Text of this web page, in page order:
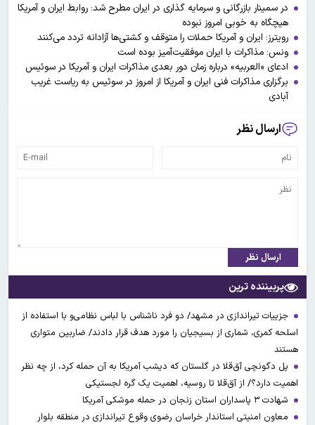
در سمینار بازرگانی و سرمایه گذاری در ایران مطرح شد: روابط ایران و آمریکا
هیچگاه به خوبی امروز نبوده
رویترز: ایران و آمریکا حملات را متوقف و کشتی‌ها آزادانه تردد می‌کنند
ونس: مذاکرات با ایران موفقیت‌آمیز بوده است
ادعای «العربیه» درباره زمان دور بعدی مذاکرات ایران و آمریکا در سوئیس
برگزاری مذاکرات فنی ایران و آمریکا از امروز در سوئیس به ریاست غریب
آبادی
ارسال نظر
ارسال نظر
پربیننده ترین
جزییات تیراندازی در مشهد/ دو فرد ناشناس با لباس نظامی‌و با استفاده از
اسلحه کمری، شماری از بسیجیان را مورد هدف قرار دادند/ ضاربین متواری
هستند
پل دگونچی آق‌قلا در گلستان که دیشب آمریکا به آن حمله کرد، از چه نظر
اهمیت دارد؟/ از آق‌قلا تا روسیه، اهمیت یک گره لجستیکی
شهادت ۳ ‌پاسداران استان زنجان در حمله موشکی آمریکا
معاون امنیتی استاندار خراسان رضوی وقوع تیراندازی در منطقه بلوار